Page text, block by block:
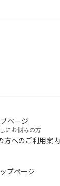
ページ
にお悩みの方
方へのご利用案内
プページ